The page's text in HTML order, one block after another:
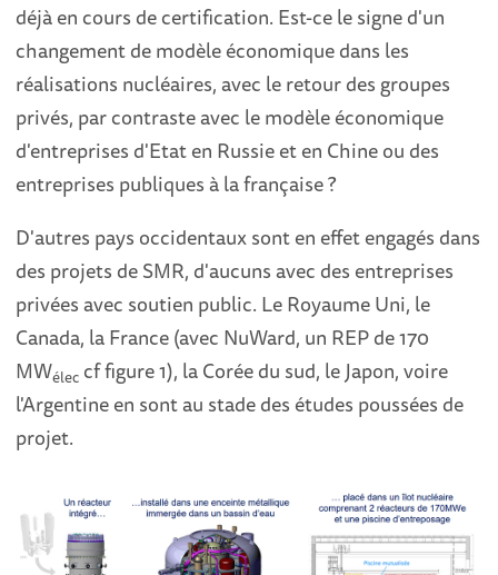
déjà en cours de certification. Est-ce le signe d'un
changement de modèle économique dans les
réalisations nucléaires, avec le retour des groupes
privés, par contraste avec le modèle économique
d'entreprises d'Etat en Russie et en Chine ou des
entreprises publiques à la française ?
D'autres pays occidentaux sont en effet engagés dans
des projets de SMR, d'aucuns avec des entreprises
privées avec soutien public. Le Royaume Uni, le
Canada, la France (avec NuWard, un REP de 170
MWélec cf figure 1), la Corée du sud, le Japon, voire
l'Argentine en sont au stade des études poussées de
projet.